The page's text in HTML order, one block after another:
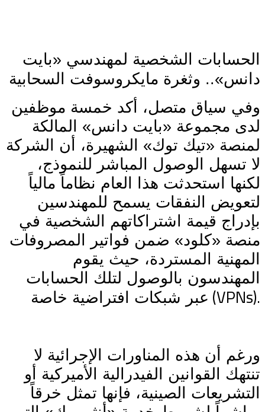
الحسابات الشخصية لمهندسي «بايت
دانس».. وثغرة مايكروسوفت السحابية
وفي سياق متصل، أكد خمسة موظفين
لدى مجموعة «بايت دانس» المالكة
لمنصة «تيك توك» الشهيرة، أن الشركة
لا تسهل الوصول المباشر للنموذج،
لكنها استحدثت هذا العام نظاماً مالياً
لتعويض النفقات يسمح للمهندسين
بإدراج قيمة اشتراكاتهم الشخصية في
منصة «كلود» ضمن فواتير المصروفات
المهنية المستردة، حيث يقوم
المهندسون بالوصول لتلك الحسابات
عبر شبكات افتراضية خاصة (VPNs).
ورغم أن هذه المناورات الإجرائية لا
تنتهك القوانين الفيدرالية الأميركية أو
التشريعات الصينية، فإنها تمثل خرقاً